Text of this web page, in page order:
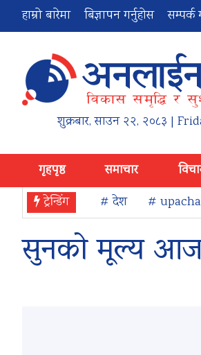
हाम्रो बारेमा बिज्ञापन गर्नुहोस सम्पर्क
शुक्रबार,साउन २२, २०८३ |
गृहपृष्ठ समाचार
ट्रेन्डिंग
# देश #
सुनको मूल्य आज